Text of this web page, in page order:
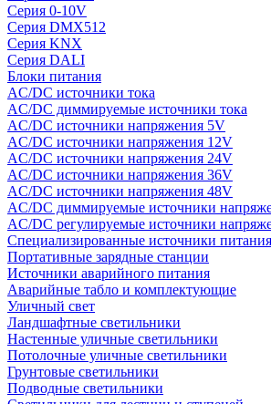
Серия 0-10V
Серия DMX512
Серия KNX
Серия DALI
Блоки питания
AC/DC источники тока
AC/DC диммируемые источники тока
AC/DC источники напряжения 5V
AC/DC источники напряжения 12V
AC/DC источники напряжения 24V
AC/DC источники напряжения 36V
AC/DC источники напряжения 48V
AC/DC диммируемые источники
AC/DC регулируемые источники
Специализированные источники питания
Портативные зарядные станции
Источники аварийного питания
Аварийные табло и комплектующие
Уличный свет
Ландшафтные светильники
Настенные уличные светильники
Потолочные уличные светильники
Грунтовые светильники
Подводные светильники